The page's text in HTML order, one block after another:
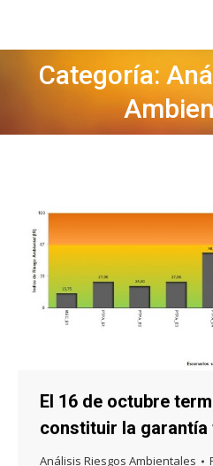
Categoría:
El 16 de octubre
constituir la garantía
Análisis Riesgos Ambientales